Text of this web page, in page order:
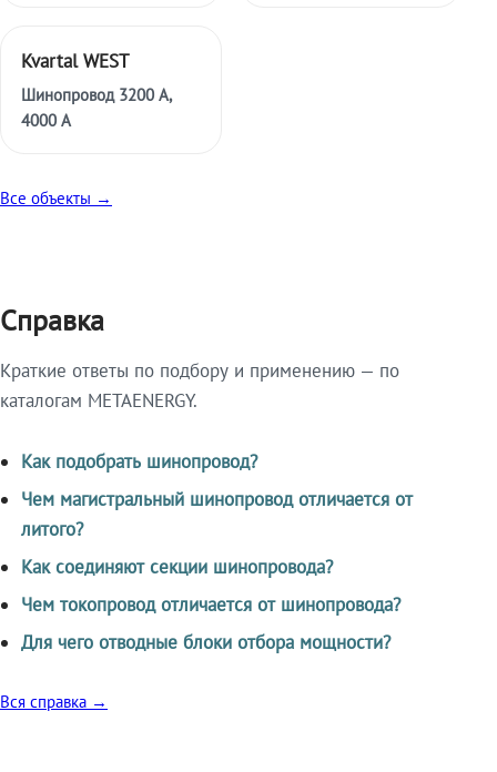
Kvartal WEST
Шинопровод 3200 А,
4000 А
Все объекты →
Справка
Краткие ответы по подбору и применению — по
каталогам METAENERGY.
Как подобрать шинопровод?
Чем магистральный шинопровод отличается от
литого?
Как соединяют секции шинопровода?
Чем токопровод отличается от шинопровода?
Для чего отводные блоки отбора мощности?
Вся справка →